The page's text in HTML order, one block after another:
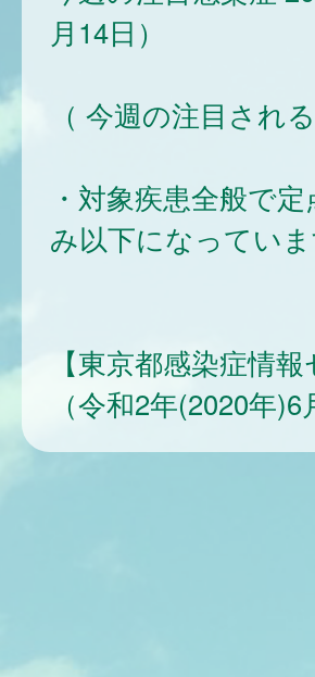
月14日）
（ 今週の注目され
・対象疾患全般で
み以下になっていま
【東京都感染症情
（令和2年(2020年)6